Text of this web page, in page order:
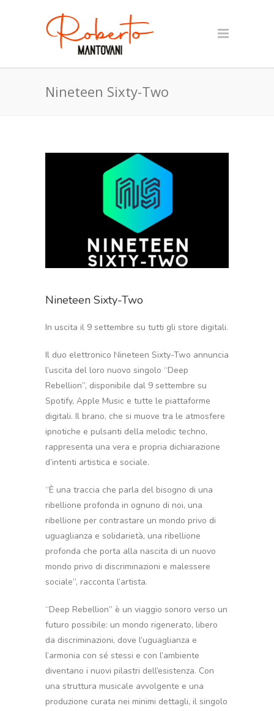
Nineteen Sixty-Two
Nineteen Sixty-Two
In uscita il 9 settembre su tutti gli store digitali.
Il duo elettronico Nineteen Sixty-Two annuncia
l’uscita del loro nuovo singolo “Deep
Rebellion”, disponibile dal 9 settembre su
Spotify, Apple Music e tutte le piattaforme
digitali. Il brano, che si muove tra le atmosfere
ipnotiche e pulsanti della melodic techno,
rappresenta una vera e propria dichiarazione
d’intenti artistica e sociale.
“È una traccia che parla del bisogno di una
ribellione profonda in ognuno di noi, una
ribellione per contrastare un mondo privo di
uguaglianza e solidarietà, una ribellione
profonda che porta alla nascita di un nuovo
mondo privo di discriminazioni e malessere
sociale”, racconta l’artista.
“Deep Rebellion” è un viaggio sonoro verso un
futuro possibile: un mondo rigenerato, libero
da discriminazioni, dove l’uguaglianza e
l’armonia con sé stessi e con l’ambiente
diventano i nuovi pilastri dell’esistenza. Con
una struttura musicale avvolgente e una
produzione curata nei minimi dettagli, il singolo